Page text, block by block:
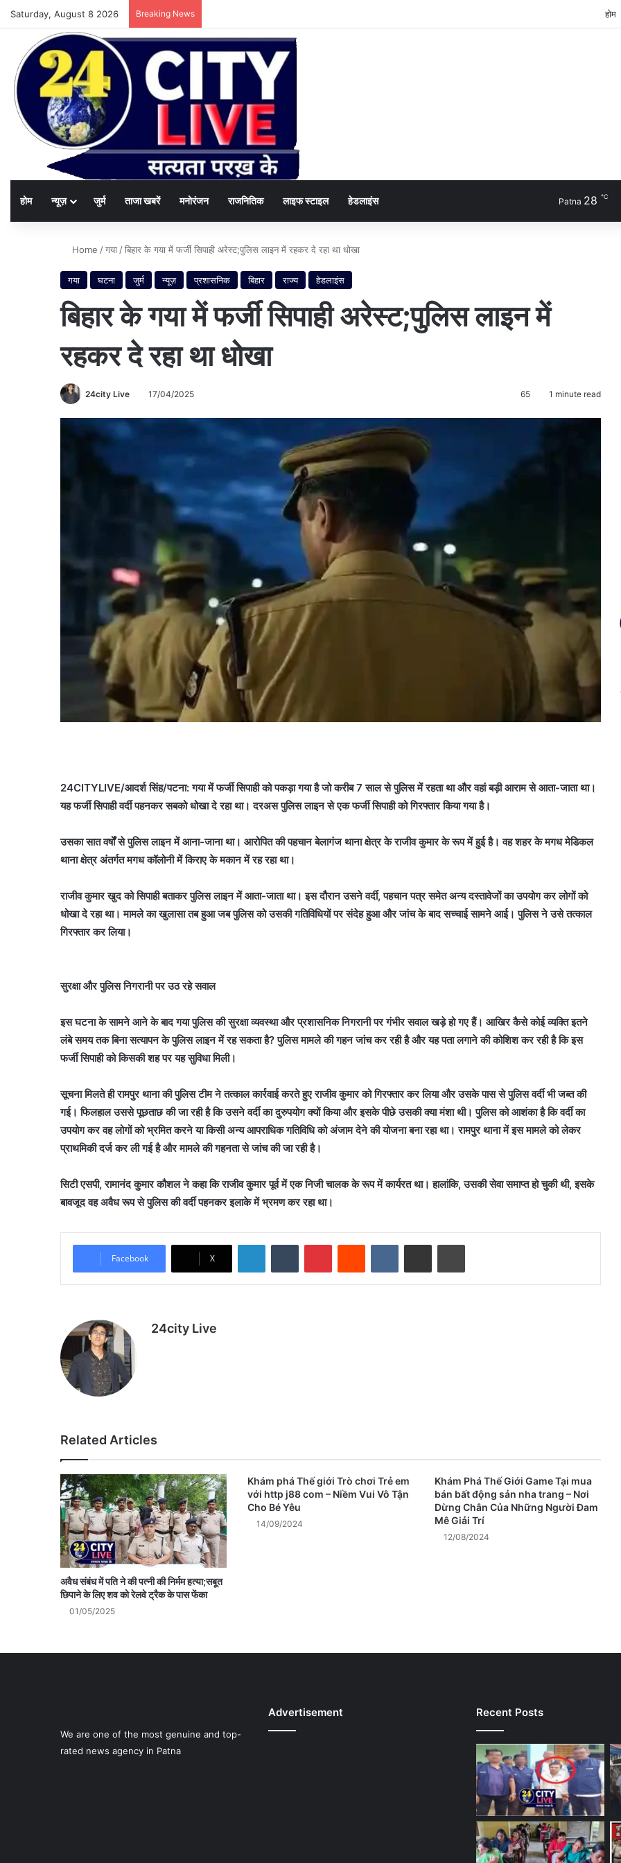
Saturday, August 8 2026 Breaking News होम
होम न्यूज़ जुर्म ताजा खबरें मनोरंजन राजनितिक लाइफ स्टाइल हेडलाइंस Patna 28 ℃
Home /गया/बिहार के गया में फर्जी सिपाही अरेस्ट;पुलिस लाइन में रहकर दे रहा था धोखा
गया घटना जुर्म न्यूज़ प्रशासनिक बिहार राज्य हेडलाइंस
बिहार के गया में फर्जी सिपाही अरेस्ट;पुलिस लाइन में
रहकर दे रहा था धोखा
24city Live 17/04/2025 65 1 minute read
24CITYLIVE/आदर्श सिंह/पटना: गया में फर्जी सिपाही को पकड़ा गया है जो करीब 7 साल से पुलिस में रहता था और वहां बड़ी आराम से आता-जाता था।
यह फर्जी सिपाही वर्दी पहनकर सबको धोखा दे रहा था। दरअस पुलिस लाइन से एक फर्जी सिपाही को गिरफ्तार किया गया है।
उसका सात वर्षों से पुलिस लाइन में आना-जाना था। आरोपित की पहचान बेलागंज थाना क्षेत्र के राजीव कुमार के रूप में हुई है। वह शहर के मगध मेडिकल
थाना क्षेत्र अंतर्गत मगध कॉलोनी में किराए के मकान में रह रहा था।
राजीव कुमार खुद को सिपाही बताकर पुलिस लाइन में आता-जाता था। इस दौरान उसने वर्दी, पहचान पत्र समेत अन्य दस्तावेजों का उपयोग कर लोगों को
धोखा दे रहा था। मामले का खुलासा तब हुआ जब पुलिस को उसकी गतिविधियों पर संदेह हुआ और जांच के बाद सच्चाई सामने आई। पुलिस ने उसे तत्काल
गिरफ्तार कर लिया।
सुरक्षा और पुलिस निगरानी पर उठ रहे सवाल
इस घटना के सामने आने के बाद गया पुलिस की सुरक्षा व्यवस्था और प्रशासनिक निगरानी पर गंभीर सवाल खड़े हो गए हैं। आखिर कैसे कोई व्यक्ति इतने
लंबे समय तक बिना सत्यापन के पुलिस लाइन में रह सकता है? पुलिस मामले की गहन जांच कर रही है और यह पता लगाने की कोशिश कर रही है कि इस
फर्जी सिपाही को किसकी शह पर यह सुविधा मिली।
सूचना मिलते ही रामपुर थाना की पुलिस टीम ने तत्काल कार्रवाई करते हुए राजीव कुमार को गिरफ्तार कर लिया और उसके पास से पुलिस वर्दी भी जब्त की
गई। फिलहाल उससे पूछताछ की जा रही है कि उसने वर्दी का दुरुपयोग क्यों किया और इसके पीछे उसकी क्या मंशा थी। पुलिस को आशंका है कि वर्दी का
उपयोग कर वह लोगों को भ्रमित करने या किसी अन्य आपराधिक गतिविधि को अंजाम देने की योजना बना रहा था। रामपुर थाना में इस मामले को लेकर
प्राथमिकी दर्ज कर ली गई है और मामले की गहनता से जांच की जा रही है।
सिटी एसपी, रामानंद कुमार कौशल ने कहा कि राजीव कुमार पूर्व में एक निजी चालक के रूप में कार्यरत था। हालांकि, उसकी सेवा समाप्त हो चुकी थी, इसके
बावजूद वह अवैध रूप से पुलिस की वर्दी पहनकर इलाके में भ्रमण कर रहा था।
Facebook X
LinkedInTumblr PinterestReddit VKontakteShare via Email Print
24city Live
Related Articles
अवैध संबंध में पति ने की पत्नी की निर्मम हत्या;सबूत
छिपाने के लिए शव को रेलवे ट्रैक के पास फेंका
01/05/2025
Khám phá Thế giới Trò chơi Trẻ em
với http j88 com – Niềm Vui Vô Tận
Cho Bé Yêu
14/09/2024
Khám Phá Thế Giới Game Tại mua
bán bất động sản nha trang – Nơi
Dừng Chân Của Những Người Đam
Mê Giải Trí
12/08/2024
We are one of the most genuine and top-
rated news agency in Patna
Advertisement Recent Posts